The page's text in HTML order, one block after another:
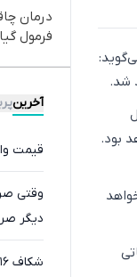
شد.
بود.
درمان
فرمول
آخرین
قیمت
وقتی
دیگر